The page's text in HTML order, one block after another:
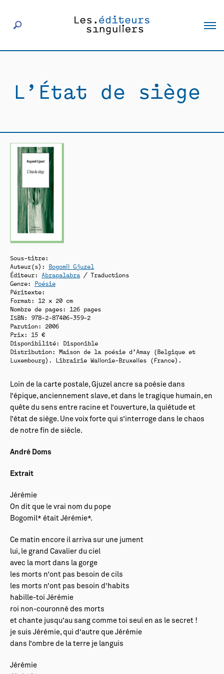
Éditeurs
Actualités
Rencontres
L’État de siège
Sous-titre:
Auteur(s): Bogomil Gjuzel
Éditeur: Abrapalabra/ Traductions
Genre: Poésie
Péritexte:
Format: 12 x 20 cm
Nombre de pages: 126 pages
ISBN: 978-2-87406-359-2
Parution: 2006
Prix: 15 €
Disponibilité:
Disponible
Distribution: Maison de la poésie d’Amay (Belgique et
Luxembourg). Librairie Wallonie-Bruxelles (France).
Loin de la carte postale, Gjuzel ancre sa poésie dans
l’épique, anciennement slave, et dans le tragique humain, en
quête du sens entre racine et l’ouverture, la quiétude et
l’état de siège. Une voix forte qui s’interroge dans le chaos
de notre fin de siècle.
André Doms
Extrait
Jérémie
On dit que le vrai nom du pope
Bogomil* était Jérémie*.
Ce matin encore il arriva sur une jument
lui, le grand Cavalier du ciel
avec la mort dans la gorge
les morts n’ont pas besoin de cils
les morts n’ont pas besoin d’habits
habille-toi Jérémie
roi non-couronné des morts
et chante jusqu’au sang comme toi seul en as le secret !
je suis Jérémie, qui d’autre que Jérémie
dans l’ombre de la terre je languis
Jérémie